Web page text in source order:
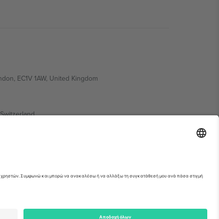
EC1V 1AW, United Kingdom